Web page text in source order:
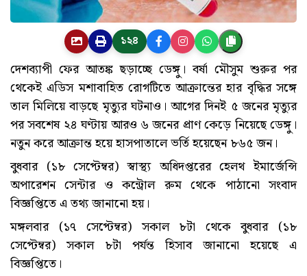
১২৪
দেশব্যাপী ফের আতঙ্ক ছড়াচ্ছে ডেঙ্গু। বর্ষা মৌসুম শুরুর পর
থেকেই এডিস মশাবাহিত রোগটিতে আক্রান্তের হার বৃদ্ধির সঙ্গে
তাল মিলিয়ে বাড়ছে মৃত্যুর ঘটনাও। আগের দিনই ৫ জনের মৃত্যুর
পর সবশেষ ২৪ ঘণ্টায় আরও ৬ জনের প্রাণ কেড়ে নিয়েছে ডেঙ্গু।
নতুন করে আক্রান্ত হয়ে হাসপাতালে ভর্তি হয়েছেন ৮৬৫ জন।
বুধবার (১৮ সেপ্টেম্বর) স্বাস্থ্য অধিদপ্তরের হেলথ ইমার্জেন্সি
অপারেশন সেন্টার ও কন্ট্রোল রুম থেকে পাঠানো সংবাদ
বিজ্ঞপ্তিতে এ তথ্য জানানো হয়।
মঙ্গলবার (১৭ সেপ্টেম্বর) সকাল ৮টা থেকে বুধবার (১৮
সেপ্টেম্বর) সকাল ৮টা পর্যন্ত হিসাব জানানো হয়েছে এ
বিজ্ঞপ্তিতে।